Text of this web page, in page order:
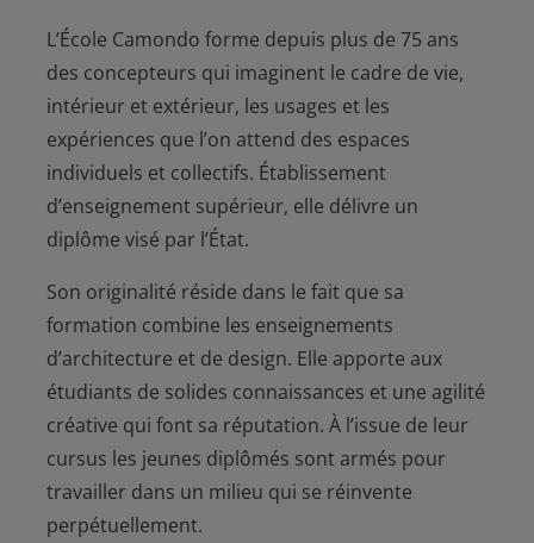
L’École Camondo forme depuis plus de 75 ans
des concepteurs qui imaginent le cadre de vie,
intérieur et extérieur, les usages et les
expériences que l’on attend des espaces
individuels et collectifs. Établissement
d’enseignement supérieur, elle délivre un
diplôme visé par l’État.
Son originalité réside dans le fait que sa
formation combine les enseignements
d’architecture et de design. Elle apporte aux
étudiants de solides connaissances et une agilité
créative qui font sa réputation. À l’issue de leur
cursus les jeunes diplômés sont armés pour
travailler dans un milieu qui se réinvente
perpétuellement.